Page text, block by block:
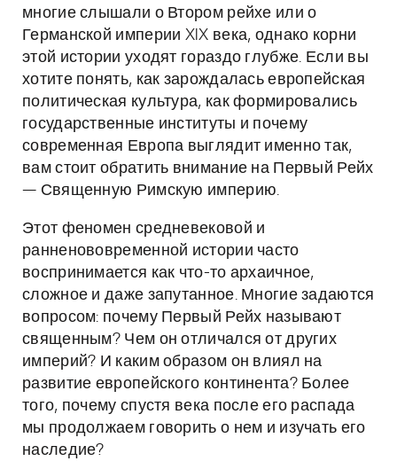
многие слышали о Втором рейхе или о
Германской империи XIX века, однако корни
этой истории уходят гораздо глубже. Если вы
хотите понять, как зарождалась европейская
политическая культура, как формировались
государственные институты и почему
современная Европа выглядит именно так,
вам стоит обратить внимание на Первый Рейх
— Священную Римскую империю.
Этот феномен средневековой и
ранненововременной истории часто
воспринимается как что-то архаичное,
сложное и даже запутанное. Многие задаются
вопросом: почему Первый Рейх называют
священным? Чем он отличался от других
империй? И каким образом он влиял на
развитие европейского континента? Более
того, почему спустя века после его распада
мы продолжаем говорить о нем и изучать его
наследие?